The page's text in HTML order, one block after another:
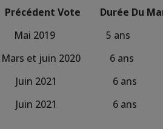
Vote Durée Du
2019 5 ans
juin 2020 6 ans
Juin 2021 6 ans
Juin 2021 6 ans